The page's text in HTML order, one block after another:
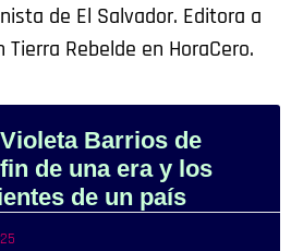
de El Salvador. Editora a
Tierra Rebelde en HoraCero.
Barrios de
de una era y los
de un país